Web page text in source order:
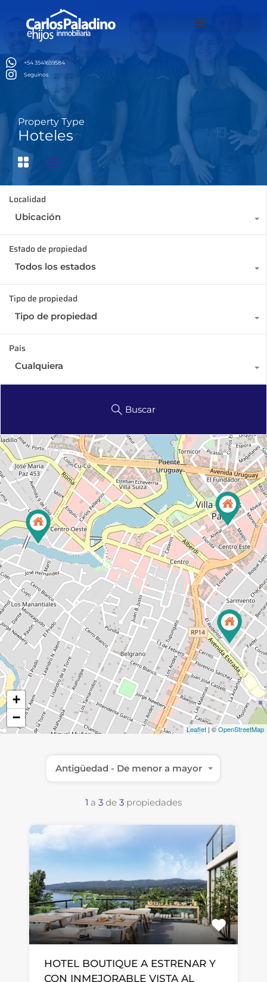
+54 3541659584
Seguinos
Property Type
Hoteles
Localidad
Ubicación
Estado de propiedad
Todos los estados
Tipo de propiedad
Tipo de propiedad
País
Cualquiera
Buscar
+
−
Leaflet | ©OpenStreetMap
1 a 3 de 3 propiedades
Antigüedad - De menor a mayor
HOTEL BOUTIQUE A ESTRENAR Y
CON INMEJORABLE VISTA AL